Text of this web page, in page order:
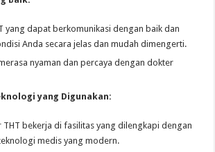
yang dapat berkomunikasi dengan baik dan
Anda secara jelas dan mudah dimengerti.
nyaman dan percaya dengan dokter
yang Digunakan:
THT bekerja di fasilitas yang dilengkapi dengan
medis yang modern.